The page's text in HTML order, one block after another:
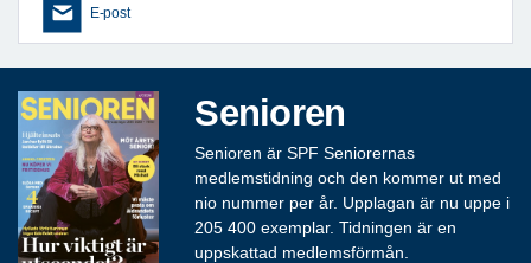
E-post
Senioren
Senioren är SPF Seniorernas
medlemstidning och den kommer ut med
nio nummer per år. Upplagan är nu uppe i
205 400 exemplar. Tidningen är en
uppskattad medlemsförmån.